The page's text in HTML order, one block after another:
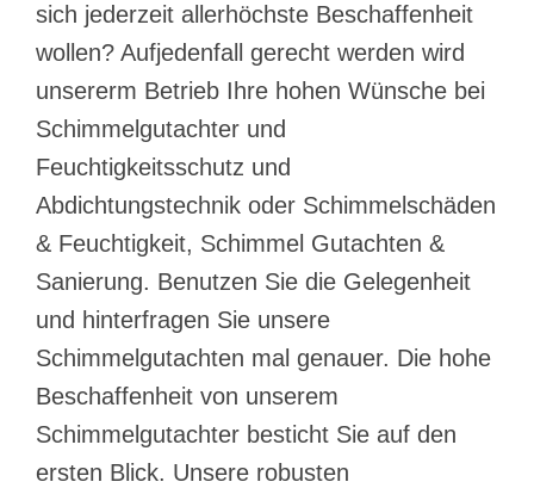
sich jederzeit allerhöchste Beschaffenheit
wollen? Aufjedenfall gerecht werden wird
unsererm Betrieb Ihre hohen Wünsche bei
Schimmelgutachter und
Feuchtigkeitsschutz und
Abdichtungstechnik oder Schimmelschäden
& Feuchtigkeit, Schimmel Gutachten &
Sanierung. Benutzen Sie die Gelegenheit
und hinterfragen Sie unsere
Schimmelgutachten mal genauer. Die hohe
Beschaffenheit von unserem
Schimmelgutachter besticht Sie auf den
ersten Blick. Unsere robusten